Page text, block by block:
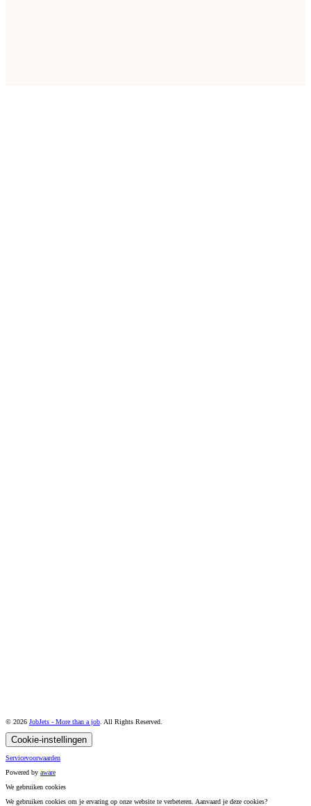
© 2026 JobJets - More than a job . All Rights Reserved.
Cookie-instellingen
Servicevoorwaarden
Powered by aware
We gebruiken cookies
We gebruiken cookies om je ervaring op onze website te verbeteren. Aanvaard je deze cookies?